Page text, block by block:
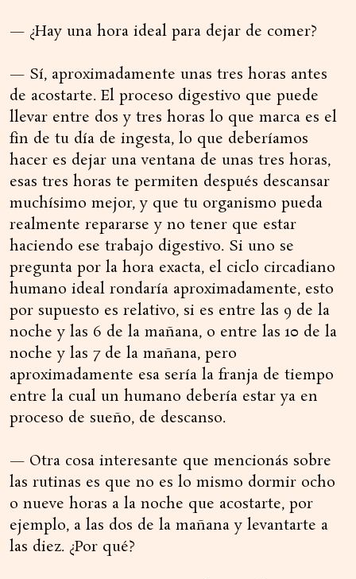
— ¿Hay una hora ideal para dejar de comer?
— Sí, aproximadamente unas tres horas antes
de acostarte. El proceso digestivo que puede
llevar entre dos y tres horas lo que marca es el
fin de tu día de ingesta, lo que deberíamos
hacer es dejar una ventana de unas tres horas,
esas tres horas te permiten después descansar
muchísimo mejor, y que tu organismo pueda
realmente repararse y no tener que estar
haciendo ese trabajo digestivo. Si uno se
pregunta por la hora exacta, el ciclo circadiano
humano ideal rondaría aproximadamente, esto
por supuesto es relativo, si es entre las 9 de la
noche y las 6 de la mañana, o entre las 10 de la
noche y las 7 de la mañana, pero
aproximadamente esa sería la franja de tiempo
entre la cual un humano debería estar ya en
proceso de sueño, de descanso.
— Otra cosa interesante que mencionás sobre
las rutinas es que no es lo mismo dormir ocho
o nueve horas a la noche que acostarte, por
ejemplo, a las dos de la mañana y levantarte a
las diez. ¿Por qué?